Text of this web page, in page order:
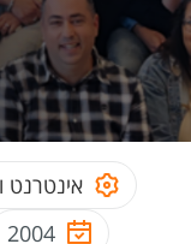
אינטרנט
2004